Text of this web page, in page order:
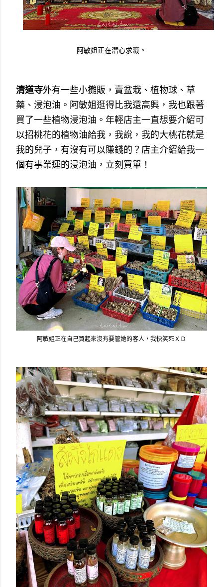
阿敏姐正在潛心求籤。
清道寺外有一些小攤販，賣盆栽、植物球、草
藥、浸泡油。阿敏姐逛得比我還高興，我也跟著
買了一些植物浸泡油。年輕店主一直想要介紹可
以招桃花的植物油給我，我說，我的大桃花就是
我的兒子，有沒有可以賺錢的？店主介紹給我一
個有事業運的浸泡油，立刻買單！
阿敏姐正在自己買起來沒有要管她的客人，我快笑死ＸＤ